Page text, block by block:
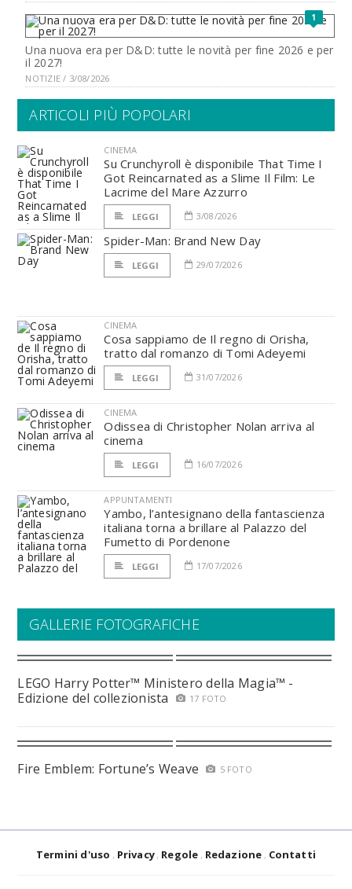
1
Una nuova era per D&D: tutte le novità per fine 2026 e per
il 2027!
NOTIZIE / 3/08/2026
ARTICOLI PIÙ POPOLARI
CINEMA
Su Crunchyroll è disponibile That Time I
Got Reincarnated as a Slime Il Film: Le
Lacrime del Mare Azzurro
LEGGI 3/08/2026
Spider-Man: Brand New Day
LEGGI 29/07/2026
CINEMA
Cosa sappiamo de Il regno di Orisha,
tratto dal romanzo di Tomi Adeyemi
LEGGI 31/07/2026
CINEMA
Odissea di Christopher Nolan arriva al
cinema
LEGGI 16/07/2026
APPUNTAMENTI
Yambo, l’antesignano della fantascienza
italiana torna a brillare al Palazzo del
Fumetto di Pordenone
LEGGI 17/07/2026
GALLERIE FOTOGRAFICHE
LEGO Harry Potter™ Ministero della Magia™ -
Edizione del collezionista
17 FOTO
Fire Emblem: Fortune’s Weave 5 FOTO
Termini d'uso Privacy Regole Redazione Contatti